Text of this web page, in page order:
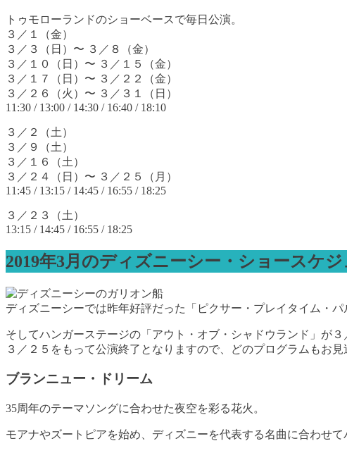
トゥモローランドのショーベースで毎日公演。
３／１（金）
３／３（日）〜 ３／８（金）
３／１０（日）〜 ３／１５（金）
３／１７（日）〜 ３／２２（金）
３／２６（火）〜 ３／３１（日）
11:30 / 13:00 / 14:30 / 16:40 / 18:10
３／２（土）
３／９（土）
３／１６（土）
３／２４（日）〜 ３／２５（月）
11:45 / 13:15 / 14:45 / 16:55 / 18:25
３／２３（土）
13:15 / 14:45 / 16:55 / 18:25
2019年3月のディズニーシー・ショースケ
ディズニーシーでは昨年好評だった「ピクサー・プレイタイム・
そしてハンガーステージの「アウト・オブ・シャドウランド」が
３／２５をもって公演終了となりますので、どのプログラムもお見
ブランニュー・ドリーム
35周年のテーマソングに合わせた夜空を彩る花火。
モアナやズートピアを始め、ディズニーを代表する名曲に合わせて